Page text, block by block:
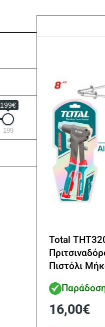
199€
199
Total
Πιστόλι
16,00€